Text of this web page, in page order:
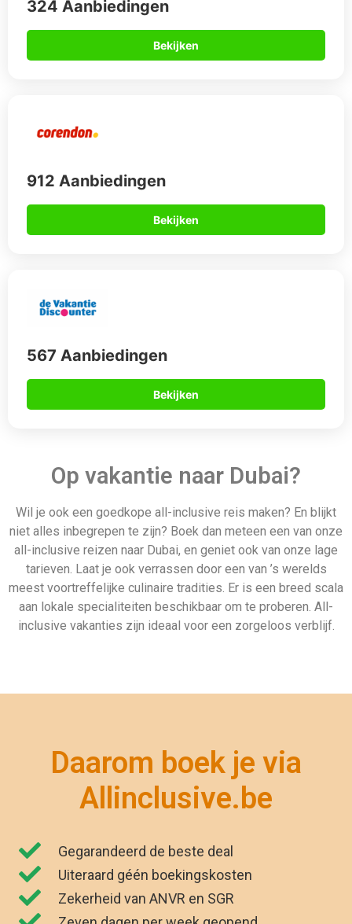
567 Aanbiedingen
Op vakantie naar Dubai?
Wil je ook een goedkope all-inclusive reis maken? En blijkt
niet alles inbegrepen te zijn? Boek dan meteen een van onze
aan lokale specialiteiten beschikbaar om te proberen. All-
Daarom boek je via
Allinclusive.be
Gegarandeerd de beste deal
Uiteraard géén boekingskosten
Zekerheid van ANVR en SGR
Zeven dagen per week geopend
"Wij zijn net terug van vakantie. Het was
genieten. Dankzij Allinclusive.be waren wij